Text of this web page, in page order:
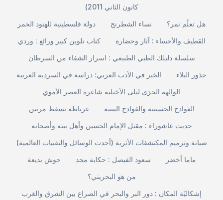
كانون الثاني 2011)
دولة فلسطينية للهنود الحمر
نساء الشطرنج
هل تعلّم نمر؟
كتاب تلوين كبير ورائع : وردي
القطيف والأحساء : آثار وحضارة
سلسلة دليلك الطبي الطبيعي : اسرار الشفاء من السرطان
الخبر في الأدب العربي؛ دراسة في السردية العربية
جذور البلاء
الوالهة الحرَى ليلى الأخيلية شاعرة العصر الأموي
غرناطة تسقط مرتين
الفوادح الحسينية والقوادح البينية
حديث عاشوراء : مقتل الإمام الحسين وأهل بيته وأصحابه
صيانة وترميم المكتشفات الأثرية (أحدث الوسائل والتقنيات العالمية)
حوش بديعة
سعود الفيصل : حكاية مجد
ماما أخضر
من هو البحريني؟
إشكاليّة المكان : دور البر والبحر في الصراع بين الشرق والغرب